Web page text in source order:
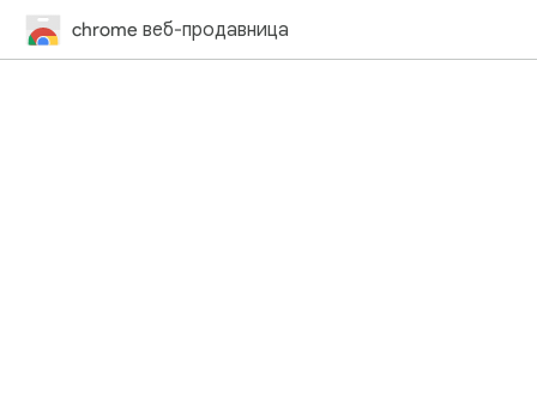
chrome веб-продавница